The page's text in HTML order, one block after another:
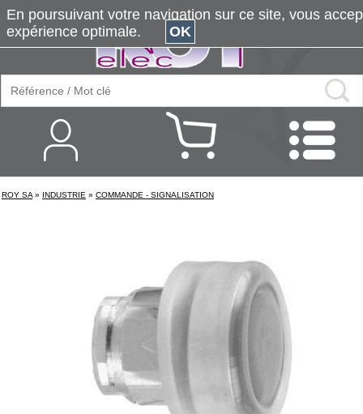
ROY SA » INDUSTRIE » COMMANDE - SIGNALISATION
En poursuivant votre navigation sur ce site, vous
expérience optimale.
OK